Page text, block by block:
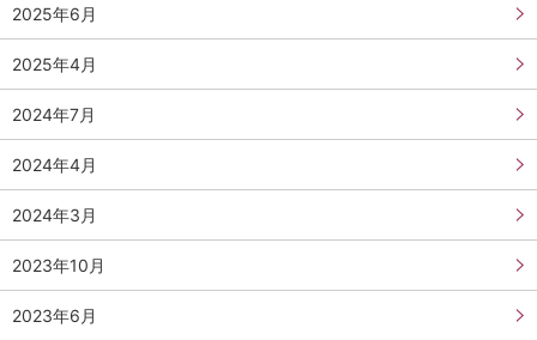
2025年6月
2025年4月
2024年7月
2024年4月
2024年3月
2023年10月
2023年6月